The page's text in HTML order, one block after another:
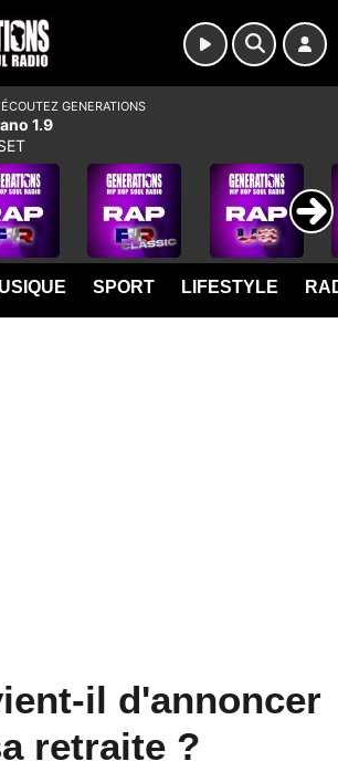
SPORT LIFESTYLE
il d'annoncer
retraite ?
GENERATIONS
1.9